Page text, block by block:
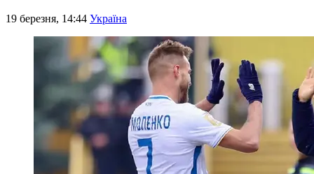
19 березня, 14:44 Україна